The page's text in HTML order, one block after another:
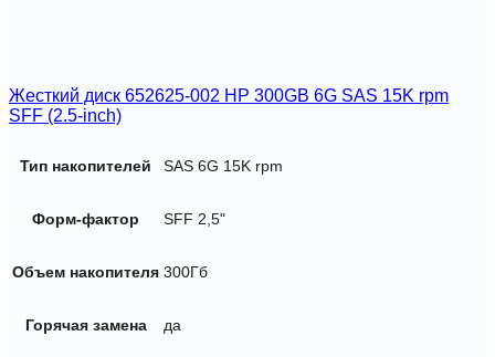
Жесткий диск 652625-002 HP 300GB 6G SAS 15K rpm
SFF (2.5-inch)
Тип накопителей SAS 6G 15K rpm
Форм-фактор SFF 2,5"
Объем накопителя 300Гб
Горячая замена да